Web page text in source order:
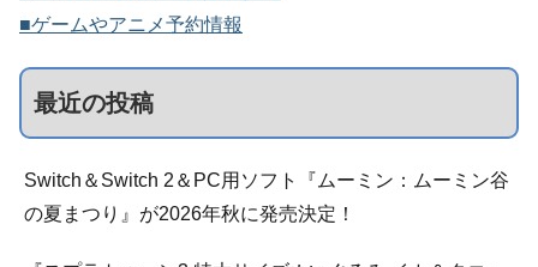
■ゲームやアニメ予約情報
最近の投稿
Switch＆Switch 2＆PC用ソフト『ムーミン：ムーミン谷
の夏まつり』が2026年秋に発売決定！